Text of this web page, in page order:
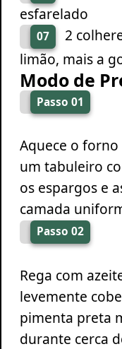
esfarelado
07
2
limão, mais a
Modo de
Passo 01
Aquece o forno
um tabuleiro
os espargos e
camada
Passo 02
Rega com
levemente
pimenta preta
durante cerca